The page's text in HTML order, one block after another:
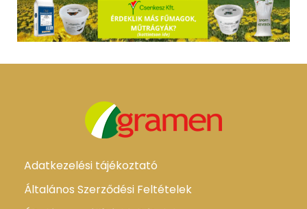
Adatkezelési tájékoztató
Általános Szerződési Feltételek